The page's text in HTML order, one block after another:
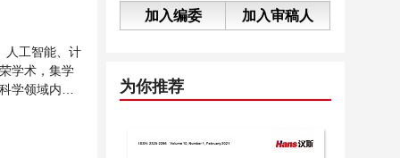
人工智能、计
学术，集学
学领域内不
加入编委 加入审稿人
为你推荐